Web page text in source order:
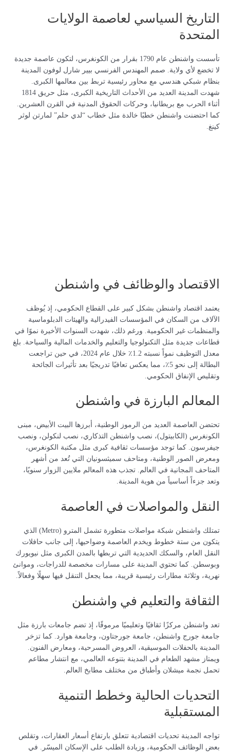
التاريخ السياسي لعاصمة الولايات
المتحدة
تأسست واشنطن عام 1790 بقرار من الكونغرس، لتكون عاصمة جديدة
لا تخضع لأي ولاية. صمم المهندس الفرنسي بيير شارل لوفون المدينة
بنظام شبكي هندسي مع محاور رئيسية تربط بين معالمها الكبرى.
شهدت المدينة العديد من الأحداث التاريخية الكبرى، مثل حريق 1814
أثناء الحرب مع بريطانيا، وحركات الحقوق المدنية في القرن العشرين.
كما احتضنت واشنطن خطبًا خالدة مثل خطاب “لدي حلم” لمارتن لوثر
كينغ.
الاقتصاد والوظائف في واشنطن
يعتمد اقتصاد واشنطن بشكل كبير على القطاع الحكومي، إذ يُوظف
الآلاف من السكان في المؤسسات الفيدرالية والهيئات الدبلوماسية
والمنظمات غير الحكومية. ورغم ذلك، شهدت السنوات الأخيرة نموًا في
قطاعات جديدة مثل التكنولوجيا والتعليم والخدمات المالية والسياحة. بلغ
معدل التوظيف نمواً نسبته 1.2٪ خلال عام 2024، في حين تراجعت
البطالة إلى نحو 5٪، مما يعكس تعافيًا تدريجيًا بعد تأثيرات الجائحة
وتقليص الإنفاق الحكومي.
المعالم البارزة في واشنطن
تحتضن العاصمة العديد من الرموز الوطنية، أبرزها البيت الأبيض، مبنى
الكونغرس (الكابيتول)، نصب واشنطن التذكاري، نصب لنكولن، ونصب
جيفرسون. كما توجد مؤسسات ثقافية كبرى مثل مكتبة الكونغرس،
ومعرض الصور الوطنية، ومتاحف سميثسونيان التي تُعد من أشهر
المتاحف المجانية في العالم. تجذب هذه المعالم ملايين الزوار سنويًا،
وتعد جزءاً أساسياً من هوية المدينة.
النقل والمواصلات في العاصمة
تمتلك واشنطن شبكة مواصلات متطورة تشمل المترو (Metro) الذي
يتكون من ستة خطوط ويخدم العاصمة وضواحيها، إلى جانب حافلات
النقل العام، والسكك الحديدية التي تربطها بالمدن الكبرى مثل نيويورك
وبوسطن. كما تحتوي المدينة على مسارات مخصصة للدراجات، وموانئ
نهرية، وثلاثة مطارات رئيسية قريبة، مما يجعل التنقل فيها سهلًا وفعالاً.
الثقافة والتعليم في واشنطن
تعد واشنطن مركزًا ثقافيًا وتعليميًا مرموقًا، إذ تضم جامعات بارزة مثل
جامعة جورج واشنطن، جامعة جورجتاون، وجامعة هوارد. كما تزخر
المدينة بالحفلات الموسيقية، العروض المسرحية، ومعارض الفنون.
ويمتاز مشهد الطعام في المدينة بتنوعه العالمي، مع انتشار مطاعم
تحمل نجمة ميشلان وأطباق من مختلف مطابخ العالم.
التحديات الحالية وخطط التنمية
المستقبلية
تواجه المدينة تحديات اقتصادية تتعلق بارتفاع أسعار العقارات، وتقلص
بعض الوظائف الحكومية، وزيادة الطلب على الإسكان الميسّر. في